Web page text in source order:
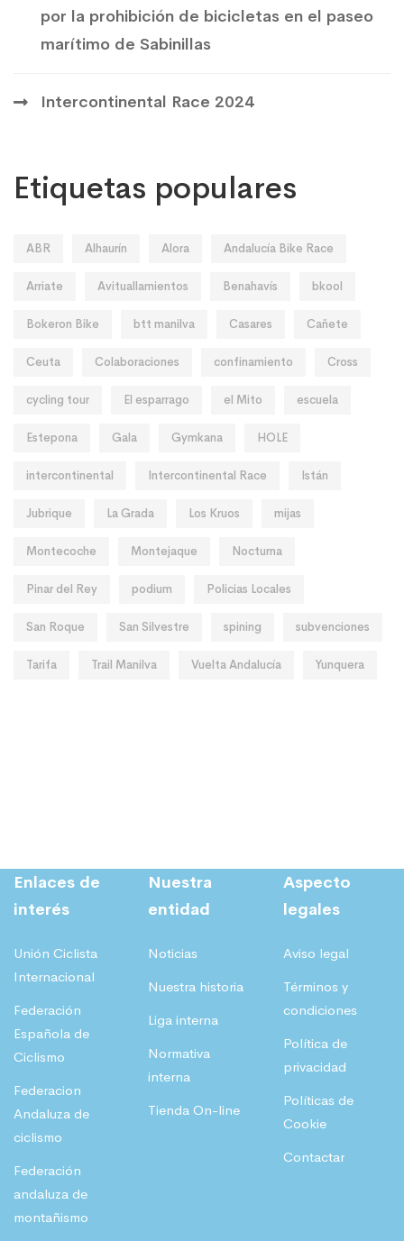
por la prohibición de bicicletas en el paseo
marítimo de Sabinillas
Intercontinental Race 2024
Etiquetas populares
ABR Alhaurín Alora Andalucía Bike Race
Arriate Avituallamientos Benahavís bkool
Bokeron Bike btt manilva Casares Cañete
Ceuta Colaboraciones confinamiento Cross
cycling tour El esparrago el Mito escuela
Estepona Gala Gymkana HOLE
intercontinental Intercontinental Race Istán
Jubrique La Grada Los Kruos mijas
Montecoche Montejaque Nocturna
Pinar del Rey podium Policias Locales
San Roque San Silvestre spining subvenciones
Tarifa Trail Manilva Vuelta Andalucía Yunquera
Enlaces de
interés
Unión Ciclista
Internacional
Federación
Española de
Ciclismo
Federacion
Andaluza de
ciclismo
Federación
andaluza de
montañismo
Nuestra
entidad
Noticias
Nuestra historia
Liga interna
Normativa
interna
Tienda On-line
Aspecto
legales
Aviso legal
Términos y
condiciones
Política de
privacidad
Políticas de
Cookie
Contactar